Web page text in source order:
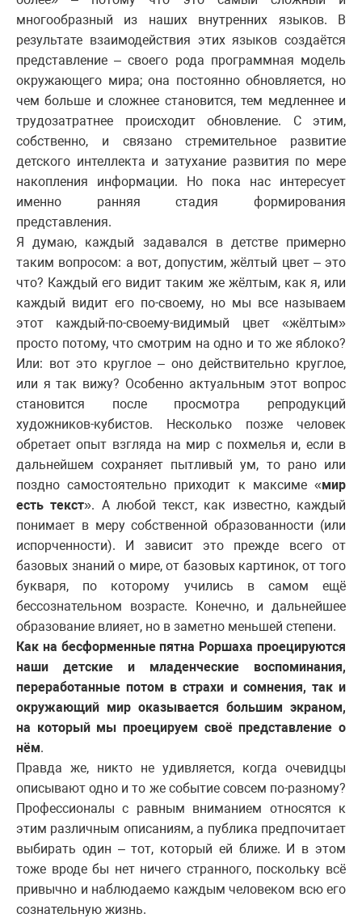
многообразный из наших внутренних языков. В
результате взаимодействия этих языков создаётся
представление – своего рода программная модель
окружающего мира; она постоянно обновляется, но
чем больше и сложнее становится, тем медленнее и
трудозатратнее происходит обновление. С этим,
собственно, и связано стремительное развитие
детского интеллекта и затухание развития по мере
накопления информации. Но пока нас интересует
именно ранняя стадия формирования
представления.
Я думаю, каждый задавался в детстве примерно
таким вопросом: а вот, допустим, жёлтый цвет – это
что? Каждый его видит таким же жёлтым, как я, или
каждый видит его по-своему, но мы все называем
этот каждый-по-своему-видимый цвет «жёлтым»
просто потому, что смотрим на одно и то же яблоко?
Или: вот это круглое – оно действительно круглое,
или я так вижу? Особенно актуальным этот вопрос
становится после просмотра репродукций
художников-кубистов. Несколько позже человек
обретает опыт взгляда на мир с похмелья и, если в
дальнейшем сохраняет пытливый ум, то рано или
поздно самостоятельно приходит к максиме «мир
есть текст». А любой текст, как известно, каждый
понимает в меру собственной образованности (или
испорченности). И зависит это прежде всего от
базовых знаний о мире, от базовых картинок, от того
букваря, по которому учились в самом ещё
бессознательном возрасте. Конечно, и дальнейшее
образование влияет, но в заметно меньшей степени.
Как на бесформенные пятна Роршаха проецируются
наши детские и младенческие воспоминания,
переработанные потом в страхи и сомнения, так и
окружающий мир оказывается большим экраном,
на который мы проецируем своё представление о
нём.
Правда же, никто не удивляется, когда очевидцы
описывают одно и то же событие совсем по-разному?
Профессионалы с равным вниманием относятся к
этим различным описаниям, а публика предпочитает
выбирать один – тот, который ей ближе. И в этом
тоже вроде бы нет ничего странного, поскольку всё
привычно и наблюдаемо каждым человеком всю его
сознательную жизнь.